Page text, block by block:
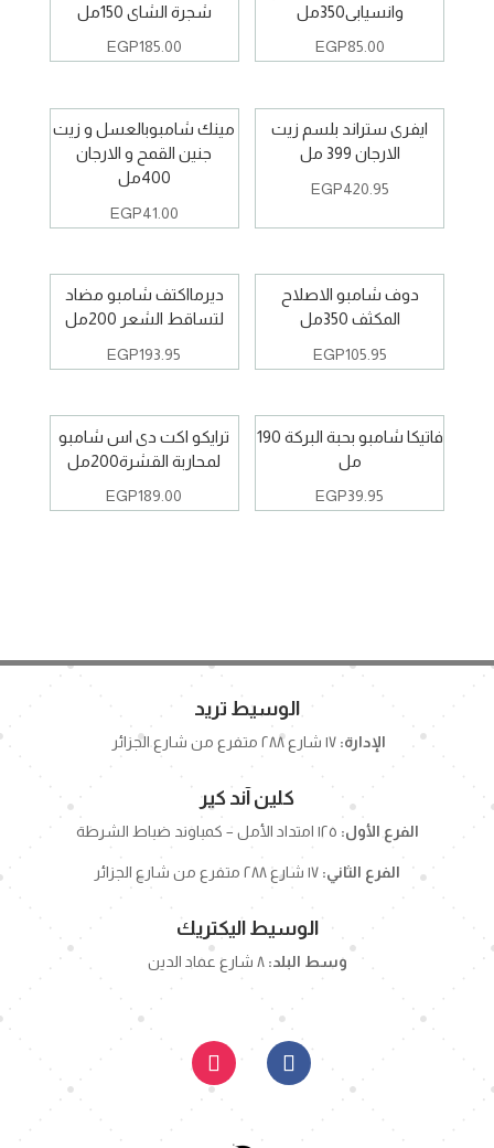
وانسيابى350مل
EGP85.00
شجرة الشاى 150مل
EGP185.00
ايفرى ستراند بلسم زيت
الارجان 399 مل
EGP420.95
مينك شامبوبالعسل و زيت
جنين القمح و الارجان
400مل
EGP41.00
دوف شامبو الاصلاح
المكثف 350مل
EGP105.95
ديرمااكتف شامبو مضاد
لتساقط الشعر 200مل
EGP193.95
فاتيكا شامبو بحبة البركة 190
مل
EGP39.95
ترايكو اكت دى اس شامبو
لمحاربة القشرة200مل
EGP189.00
الوسيط تريد
الإدارة:
كلين آند كير
الفرع الأول:
الفرع الثاني:
الوسيط اليكتريك
وسط البلد: ٨ شارع عماد الدين